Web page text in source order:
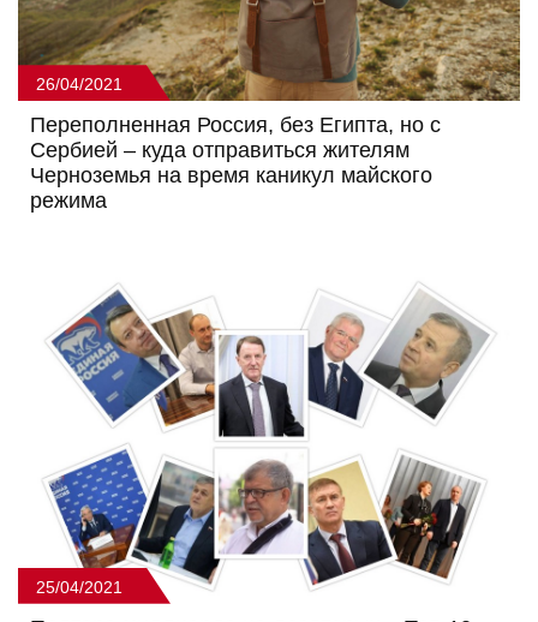
26/04/2021
Переполненная Россия, без Египта, но с
Сербией – куда отправиться жителям
Черноземья на время каникул майского
режима
25/04/2021